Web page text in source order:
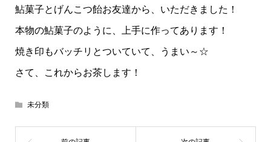
鮎菓子とげんこつ飴お友達から、いただきました！
本物の鮎菓子のように、上手に作ってあります！
焼き印もバッチリとついていて、うまい～☆
さて、これからお茶します！
未分類